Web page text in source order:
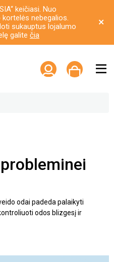
keičiasi. Nuo
kortelės nebegalios.
sukauptus lojalumo
galite čia
odai padeda palaikyti
odos blizgesį ir
oda dažnai susiduria su
ir probleminei odai,